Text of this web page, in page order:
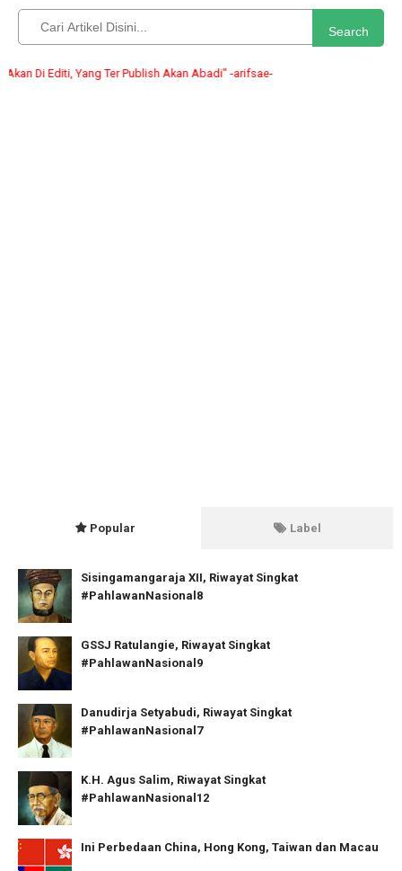
Search
Editi, Yang Ter Publish Akan Abadi" -arifsae-
Popular Label
Sisingamangaraja XII, Riwayat Singkat
#PahlawanNasional8
GSSJ Ratulangie, Riwayat Singkat
#PahlawanNasional9
Danudirja Setyabudi, Riwayat Singkat
#PahlawanNasional7
K.H. Agus Salim, Riwayat Singkat
#PahlawanNasional12
Ini Perbedaan China, Hong Kong, Taiwan dan Macau